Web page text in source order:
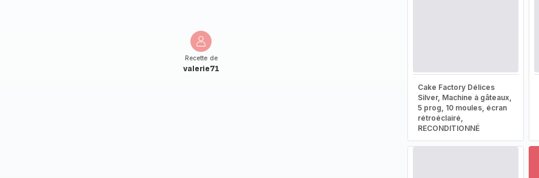
Recette de
valerie71
Cake Factory Délices
Silver, Machine à gâteaux,
5 prog, 10 moules, écran
rétroéclairé,
RECONDITIONNÉ